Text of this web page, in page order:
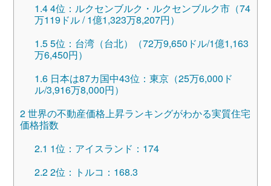
1.44位：ルクセンブルク・ルクセンブルク市（74
万119ドル / 1億1,323万8,207円）
1.55位：台湾（台北）（72万9,650ドル/1億1,163
万6,450円）
1.6日本は87カ国中43位：東京（25万6,000ド
ル/3,916万8,000円）
2世界の不動産価格上昇ランキングがわかる実質住宅
価格指数
2.1 1位：アイスランド：174
2.22位：トルコ：168.3